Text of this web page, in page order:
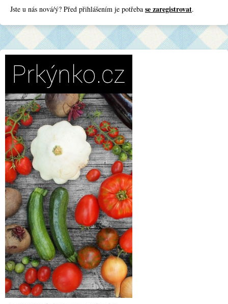
Jste u nás nová/ý? Před přihlášením je potřeba se zaregistrovat.